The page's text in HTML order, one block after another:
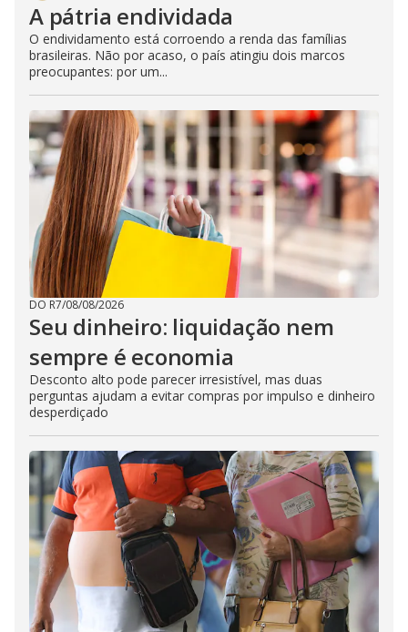
A pátria endividada
O endividamento está corroendo a renda das famílias
brasileiras. Não por acaso, o país atingiu dois marcos
preocupantes: por um...
DO R7/08/08/2026
Seu dinheiro: liquidação nem
sempre é economia
Desconto alto pode parecer irresistível, mas duas
perguntas ajudam a evitar compras por impulso e dinheiro
desperdiçado